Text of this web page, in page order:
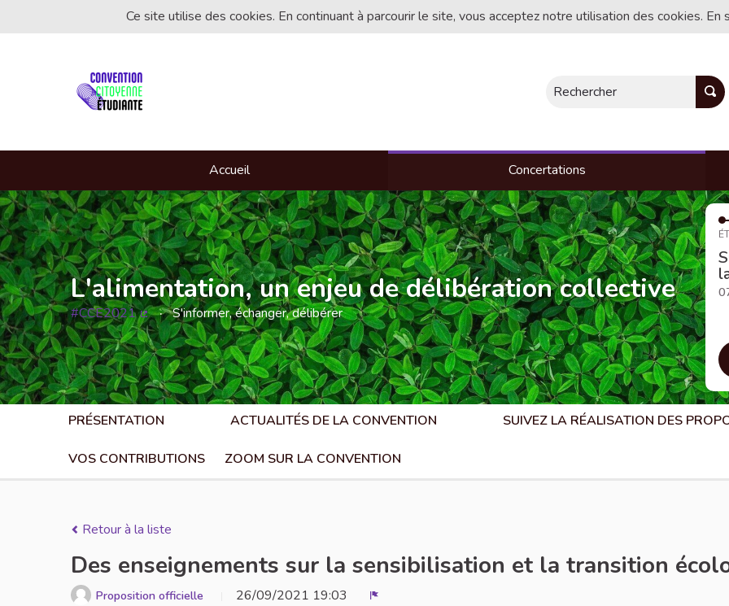
Ce site utilise des cookies. En continuant à parcourir le site, vous acceptez notre utilisation des cookies.
Rechercher
Accueil Concertations
L'alimentation, un enjeu de délibération collective
#CCE2021
(Lien externe)
S'informer, échanger, délibérer
PRÉSENTATION ACTUALITÉS DE LA CONVENTION SUIVEZ LA RÉALISATION DES
VOS CONTRIBUTIONS ZOOM SUR LA CONVENTION
Retour à la liste
Des enseignements sur la sensibilisation et la transition
Proposition officielle 26/09/2021 19:03